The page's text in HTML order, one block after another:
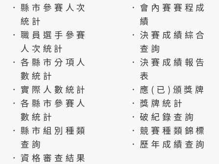
．縣市參賽人次
統計
．職員選手參賽
人次統計
．各縣市分項人
數統計
．實際人數統計
．各縣市參賽人
數統計
．縣市組別種類
查詢
．資格審查結果
．會內賽賽程成
績
．決賽成績綜合
查詢
．決賽成績報告
表
．應(已)頒獎牌
．獎牌統計
．破紀錄查詢
．競賽種類錦標
．歷年成績查詢